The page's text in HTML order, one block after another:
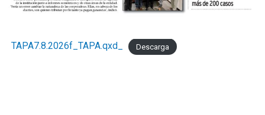
TAPA7.8.2026f_TAPA.qxd_ Descarga